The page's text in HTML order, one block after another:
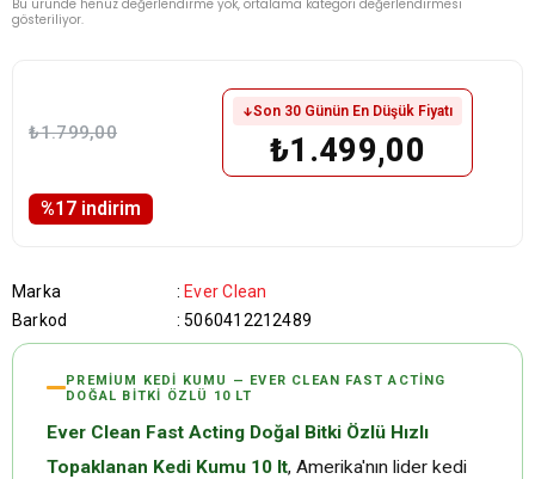
Bu üründe henüz değerlendirme yok, ortalama kategori değerlendirmesi
gösteriliyor.
%17 i̇ndirim
₺1.799,00
Son 30 Günün En Düşük Fiyatı
₺1.499,00
Marka : Ever Clean
Barkod
: 5060412212489
PREMIUM KEDI KUMU — EVER CLEAN FAST ACTING
DOĞAL BITKI ÖZLÜ 10 LT
Ever Clean Fast Acting Doğal Bitki Özlü Hızlı
Topaklanan Kedi Kumu 10 lt, Amerika'nın lider kedi